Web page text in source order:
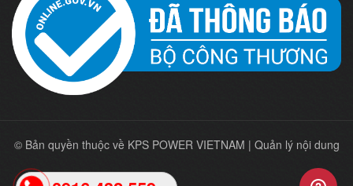
© Bản quyền thuộc về KPS POWER VIETNAM | Quản lý nội dung